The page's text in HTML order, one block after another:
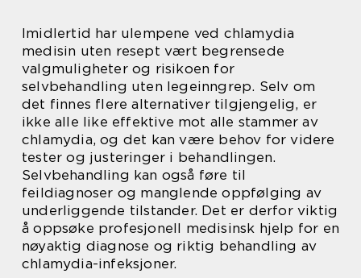
Imidlertid har ulempene ved chlamydia
medisin uten resept vært begrensede
valgmuligheter og risikoen for
selvbehandling uten legeinngrep. Selv om
det finnes flere alternativer tilgjengelig, er
ikke alle like effektive mot alle stammer av
chlamydia, og det kan være behov for videre
tester og justeringer i behandlingen.
Selvbehandling kan også føre til
feildiagnoser og manglende oppfølging av
underliggende tilstander. Det er derfor viktig
å oppsøke profesjonell medisinsk hjelp for en
nøyaktig diagnose og riktig behandling av
chlamydia-infeksjoner.